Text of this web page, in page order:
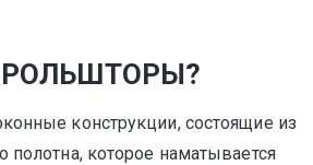
РОЛЬШТОРЫ?
конструкции, состоящие из
полотна, которое наматывается